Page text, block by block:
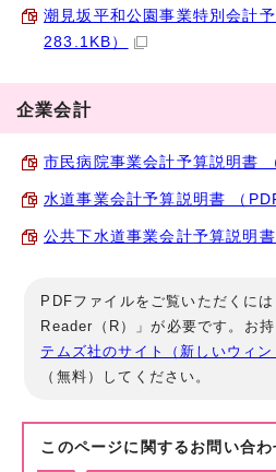
潮見坂平和公園事業特別会計
283.1KB）
企業会計
市民病院事業会計予算説明書
水道事業会計予算説明書 （
公共下水道事業会計予算説明
PDFファイルをご覧いただくには
Reader（R）」が必要です。お
テムズ社のサイト（新しいウィ
（無料）してください。
このページに関する お問い合わ